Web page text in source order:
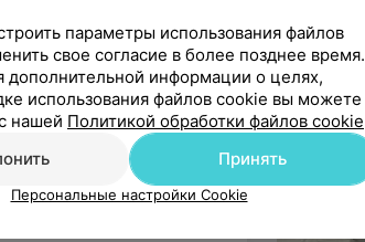
профессионализма
Нам очень в...
около года объездили
иммунолог
параметры использования файлов
свое согласие в более позднее время.
дополнительной информации о целях,
использования файлов cookie вы можете
нашей Политикой обработки файлов cookie
Принять
Персональные настройки Cookie